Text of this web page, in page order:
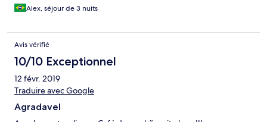
Alex, séjour de 3 nuits
Avis vérifié
10/10 Exceptionnel
12 févr. 2019
Traduire avec Google
Agradavel